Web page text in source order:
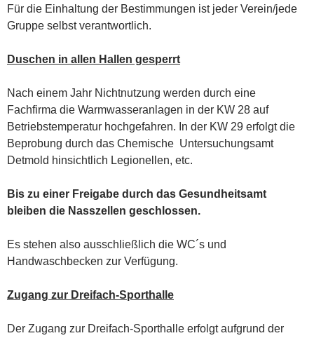
Für die Einhaltung der Bestimmungen ist jeder Verein/jede
Gruppe selbst verantwortlich.
Duschen in allen Hallen gesperrt
Nach einem Jahr Nichtnutzung werden durch eine
Fachfirma die Warmwasseranlagen in der KW 28 auf
Betriebstemperatur hochgefahren. In der KW 29 erfolgt die
Beprobung durch das Chemische Untersuchungsamt
Detmold hinsichtlich Legionellen, etc.
Bis zu einer Freigabe durch das Gesundheitsamt
bleiben die Nasszellen geschlossen.
Es stehen also ausschließlich die WC´s und
Handwaschbecken zur Verfügung.
Zugang zur Dreifach-Sporthalle
Der Zugang zur Dreifach-Sporthalle erfolgt aufgrund der